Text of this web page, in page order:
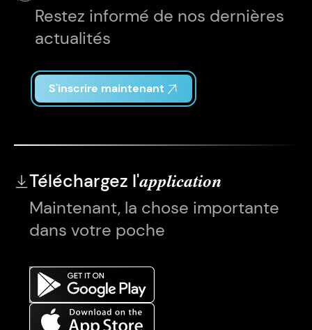
Restez informé de nos dernières
actualités
S'inscrire maintenant
Téléchargez l'application
Maintenant, la chose importante
dans votre poche